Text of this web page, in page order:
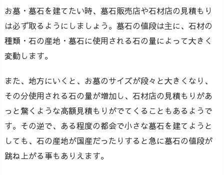
お墓・墓石を建てたい時、墓石販売店や石材店の見積もり
は必ず取るようにしましょう。墓石の値段は主に、石材の
種類・石の産地・墓石に使用される石の量によって大きく
変動します。
また、地方にいくと、お墓のサイズが段々と大きくなり、
その分使用される石の量が増加し、石材店の見積もりがあ
っと驚くような高額見積もりがでてくることもあるようで
す。その逆で、ある程度の都会で小さな墓石を建てようと
しても、石の産地が国産だったりすると急に墓石の値段が
跳ね上がる事もありえます。